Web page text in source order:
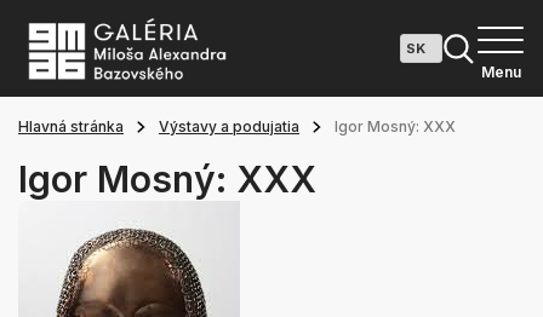
Menu
Hlavná stránka Výstavy a podujatia Igor Mosný: XXX
Igor Mosný: XXX